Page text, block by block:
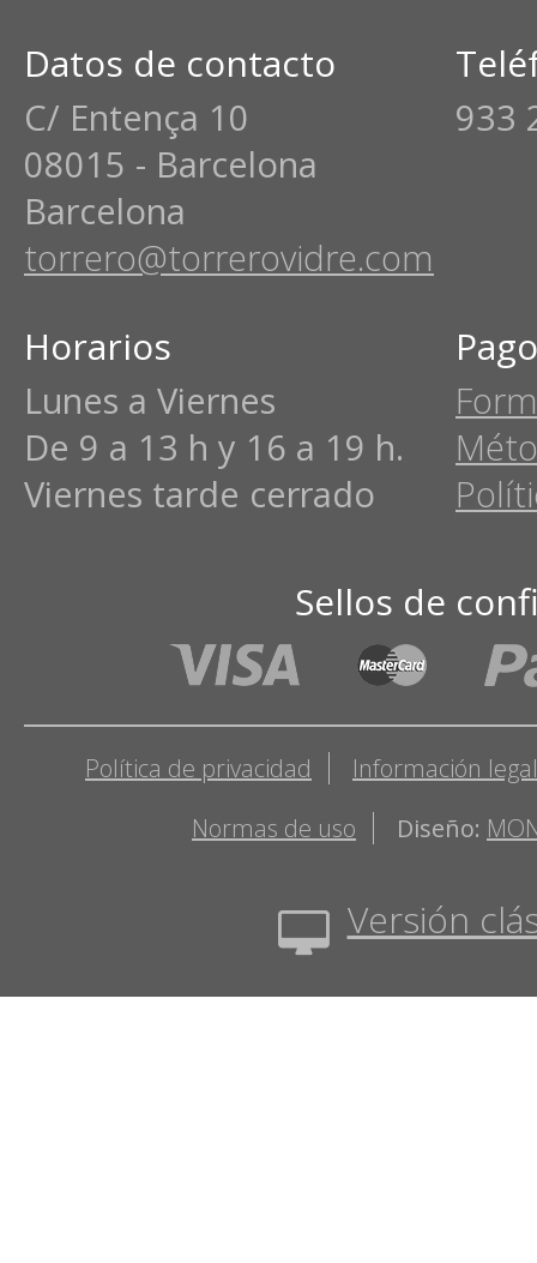
Datos de contacto
C/ Entença 10
08015 - Barcelona
Barcelona
torrero@torrerovidre.com
933
Horarios
Lunes a Viernes
De 9 a 13 h y 16 a 19 h.
Viernes tarde cerrado
Sellos de
Política de privacidad
Información legal
Normas de uso
Diseño:
Versión